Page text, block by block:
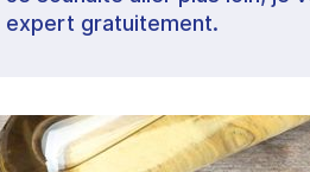
expert gratuitement.